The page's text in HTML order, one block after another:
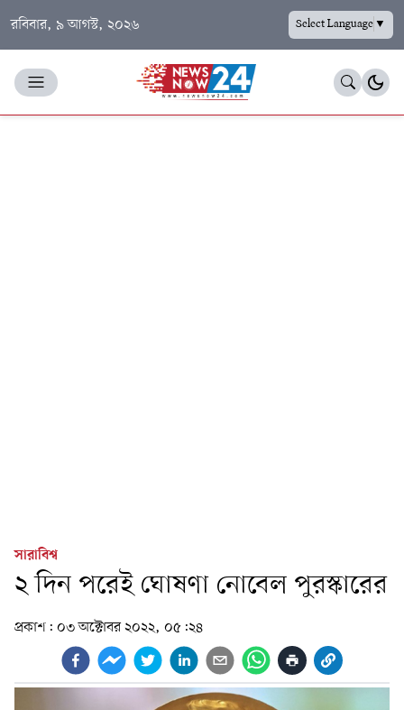
রবিবার, ৯ আগস্ট, ২০২৬ Select Language▼
সারাবিশ্ব
২ দিন পরেই ঘোষণা নোবেল পুরস্কারের
প্রকাশ: ০৩ অক্টোবর ২০২২, ০৫:২৪